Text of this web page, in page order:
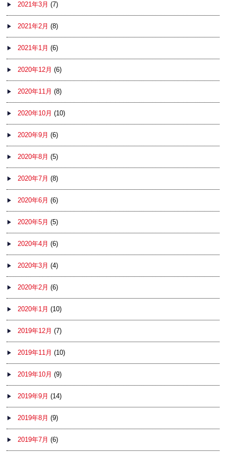
2021年3月 (7)
2021年2月 (8)
2021年1月 (6)
2020年12月 (6)
2020年11月 (8)
2020年10月 (10)
2020年9月 (6)
2020年8月 (5)
2020年7月 (8)
2020年6月 (6)
2020年5月 (5)
2020年4月 (6)
2020年3月 (4)
2020年2月 (6)
2020年1月 (10)
2019年12月 (7)
2019年11月 (10)
2019年10月 (9)
2019年9月 (14)
2019年8月 (9)
2019年7月 (6)